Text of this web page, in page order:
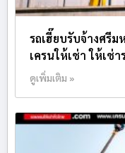
รถเฮี๊ยบรับจ้างศรีม
เครนให้เช่า ให้เช่า
ดูเพิ่มเติม »